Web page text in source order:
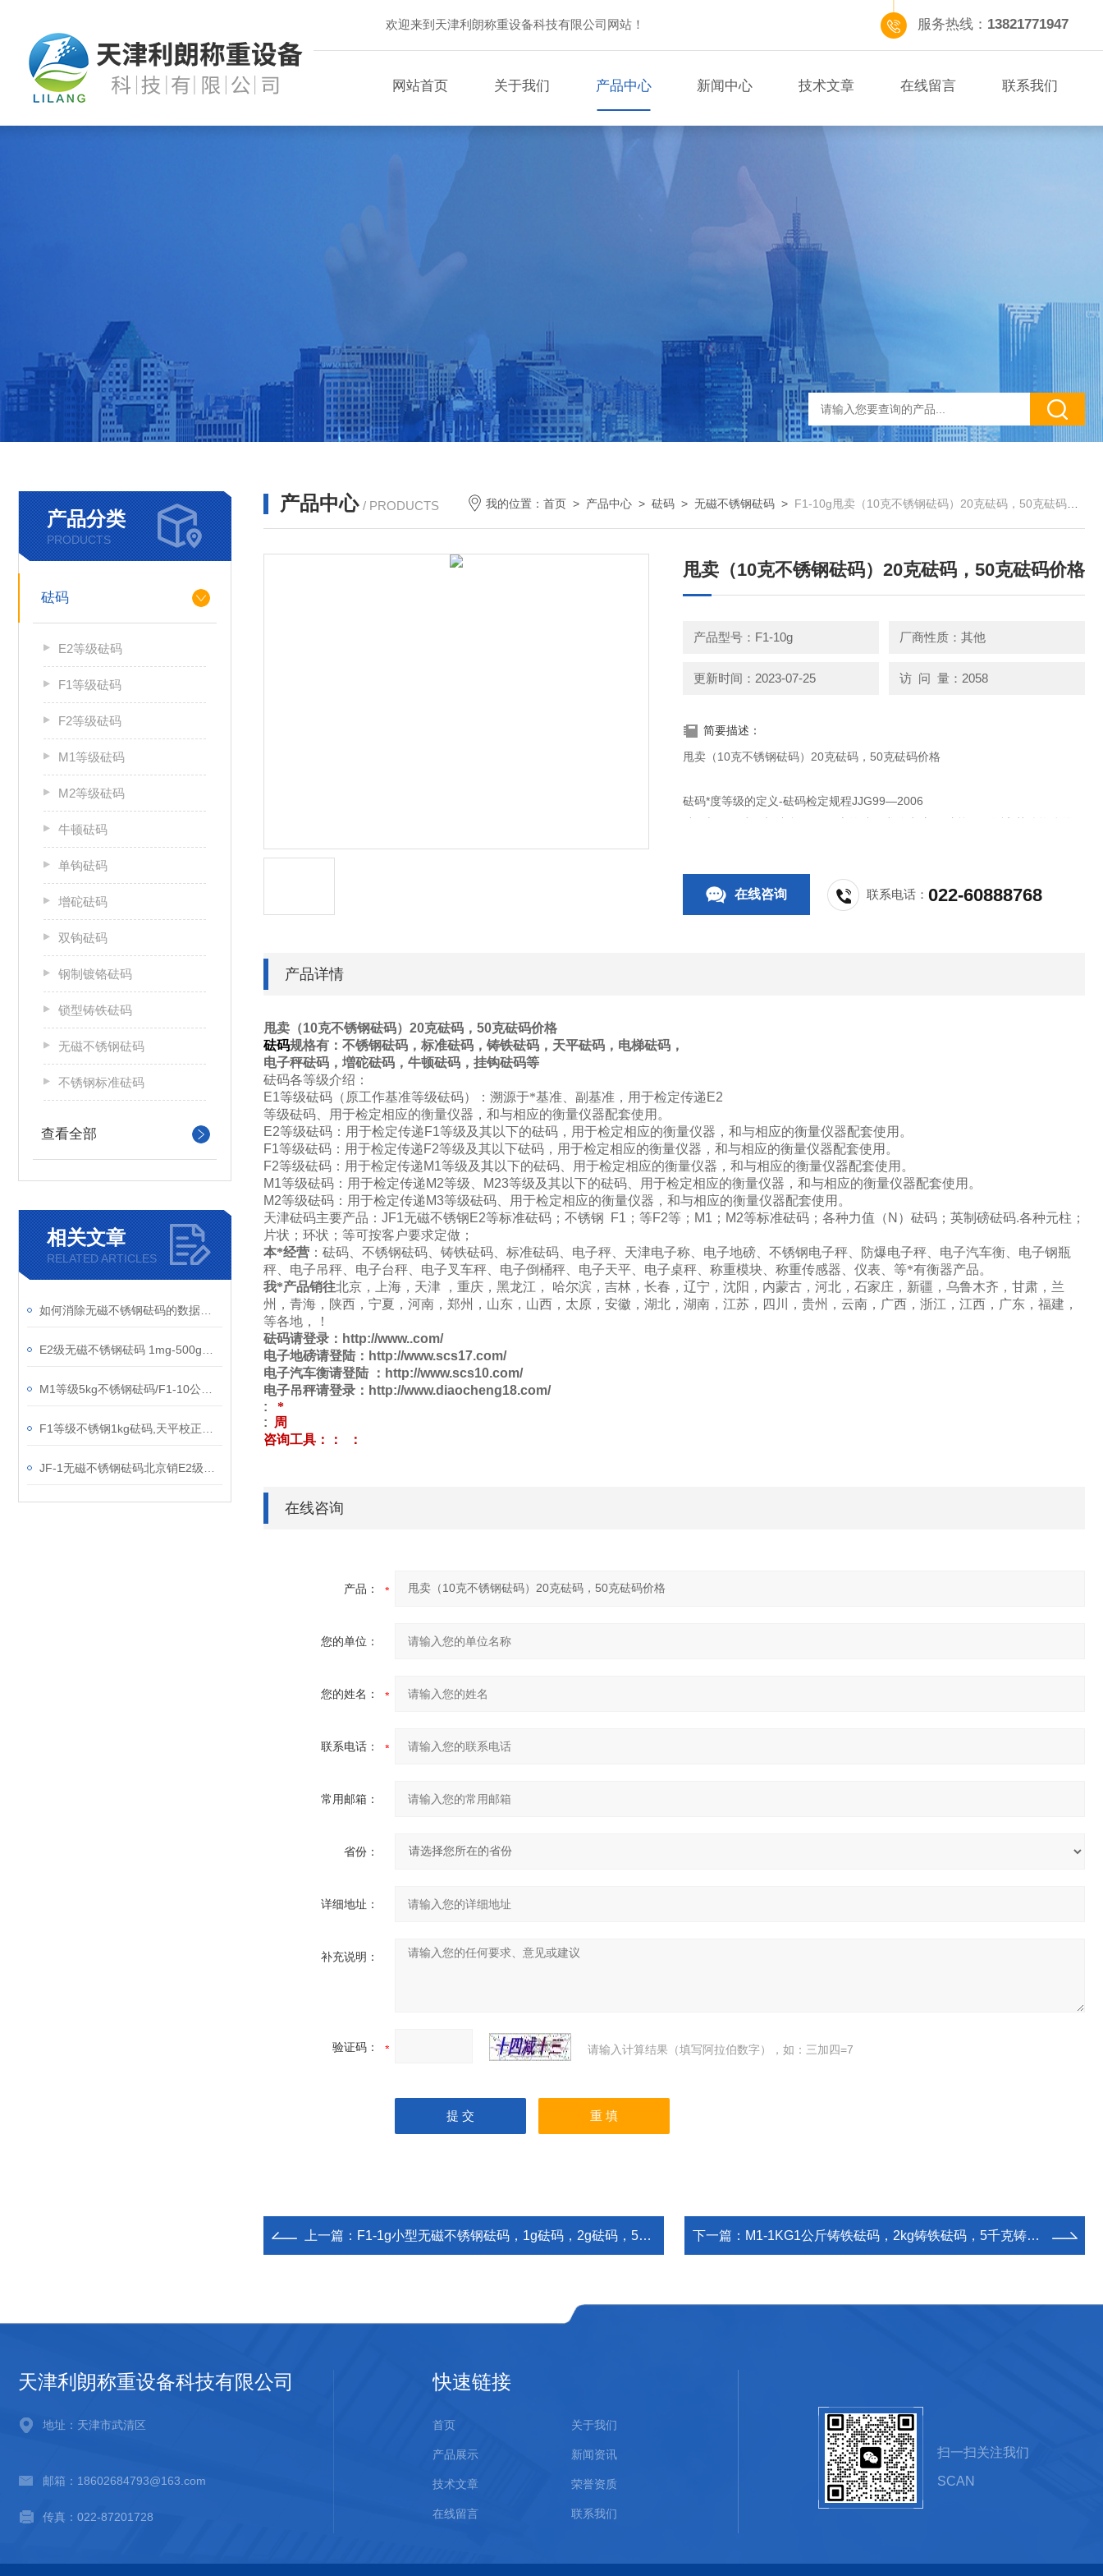
欢迎来到天津利朗称重设备科技有限公司网站！ 服务热线： 13821771947
网站首页 关于我们 产品中心 新闻中心 技术文章 在线留言 联系我们
产品分类
PRODUCTS
砝码
E2等级砝码
F1等级砝码
F2等级砝码
M1等级砝码
M2等级砝码
牛顿砝码
单钩砝码
增砣砝码
双钩砝码
钢制镀铬砝码
锁型铸铁砝码
无磁不锈钢砝码
不锈钢标准砝码
查看全部
相关文章
RELATED ARTICLES
产品中心 / PRODUCTS 我的位置：首页 > 产品中心 >砝码 >无磁不锈钢砝码 > F1-10g甩卖（10克不锈钢砝码）20克砝码，50克砝码价格
甩卖（10克不锈钢砝码）20克砝码，50克砝码价格
产品型号：F1-10g 厂商性质：其他
更新时间：2023-07-25 访 问 量：2058
简要描述：
甩卖（10克不锈钢砝码）20克砝码，50克砝码价格
砝码*度等级的定义-砝码检定规程JJG99—2006
砝码与天平或秤相结合(用于秤上的砝码常称为砣)，才能用于测定其他物体的质
在线咨询 联系电话：022-60888768
产品详情
甩卖（10克不锈钢砝码）20克砝码，50克砝码价格
砝码规格有：不锈钢砝码，标准砝码，铸铁砝码，天平砝码，电梯砝码，
电子秤砝码，増砣砝码，牛顿砝码，挂钩砝码等
砝码各等级介绍：
E1等级砝码 （ 原工作基准等级砝码） ：溯源于*基准、副基准，用于检定传递 E2
等级砝码、用于检定相应的衡量仪器，和与相应的衡量仪器配套使用。
E2等级砝码：用于检定传递 F1等级及其以下的砝码，用于检定相应的衡量仪器，和与相应的衡量仪器配套使用。
F1等级砝码：用于检定传递 F2等级及其以下砝码，用于检定相应的衡量仪器，和与相应的衡量仪器配套使用。
F2等级砝码：用于检定传递 M1等级及其以下的砝码、用于检定相应的衡量仪器，和与相应的衡量仪器配套使用。
M1等级砝码：用于检定传递 M2等级、 M23等级及其以下的砝码、用于检定相应的衡量仪器，和与相应的衡量仪器配套使用。
M2等级砝码：用于检定传递 M3等级砝码、用于检定相应的衡量仪器，和与相应的衡量仪器配套使用。
天津砝码主要产品： JF1无磁不锈钢E2等标准砝码；不锈钢 F1 ；等F2等； M1 ； M2等标准砝码；各种力值 （N） 砝码；英制磅砝码.各种元柱；
片状；环状；等可按客户要求定做；
本*经营 ：砝码、不锈钢砝码、铸铁砝码、标准砝码、电子秤 、天津电子称、电子地磅、不锈钢电子秤、防爆电子秤、电子汽车衡、电子钢瓶
秤、电子吊秤、电子台秤、电子叉车秤、电子倒桶秤、电子天平、电子桌秤、称重模块、称重传感器、仪表、等*有衡器产品。
我*产品销往北京，上海，天津 ，重庆，黑龙江，
哈尔滨，吉林，长春，辽宁，沈阳，内蒙古，河北，石家庄，新疆，乌鲁木齐，甘肃，兰
州，青海，陕西，宁夏，河南，郑州，山东，山西，太原，安徽，湖北，湖南，江苏，四川，贵州，云南，广西，浙江，江西，广东，福建，
等各地，！
砝码请登录： http://www..com/
电子地磅请登陆： http://www.scs17.com/
电子汽车衡请登陆
： http://www.scs10.com/
电子吊秤请登录： http://www.diaocheng18.com/
: *
:
周
咨询工具：
： ：
在线咨询
产品：
您的单位：
您的姓名：
联系电话：
常用邮箱：
省份：
详细地址：
补充说明：
验证码： 请输入计算结果（填写阿拉伯数字），如：三加四=7
上一篇： F1-1g小型无磁不锈钢砝码，1g砝码，2g砝码，5g砝码 下一篇： M1-1KG1公斤铸铁砝码，2kg铸铁砝码，5千克铸铁砝码
天津利朗称重设备科技有限公司
地址：天津市武清区
邮箱：18602684793@163.com
传真：022-87201728
快速链接
首页 关于我们
产品展示 新闻资讯
技术文章 荣誉资质
在线留言 联系我们
扫一扫关注我们
SCAN